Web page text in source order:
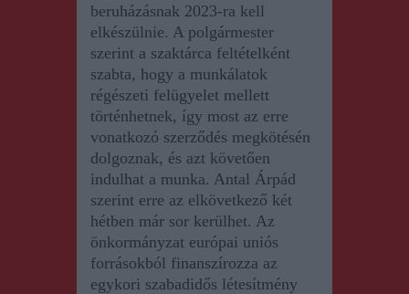
beruházásnak 2023-ra kell
elkészülnie. A polgármester
szerint a szaktárca feltételként
szabta, hogy a munkálatok
régészeti felügyelet mellett
történhetnek, így most az erre
vonatkozó szerződés megkötésén
dolgoznak, és azt követően
indulhat a munka. Antal Árpád
szerint erre az elkövetkező két
hétben már sor kerülhet. Az
önkormányzat európai uniós
forrásokból finanszírozza az
egykori szabadidős létesítmény